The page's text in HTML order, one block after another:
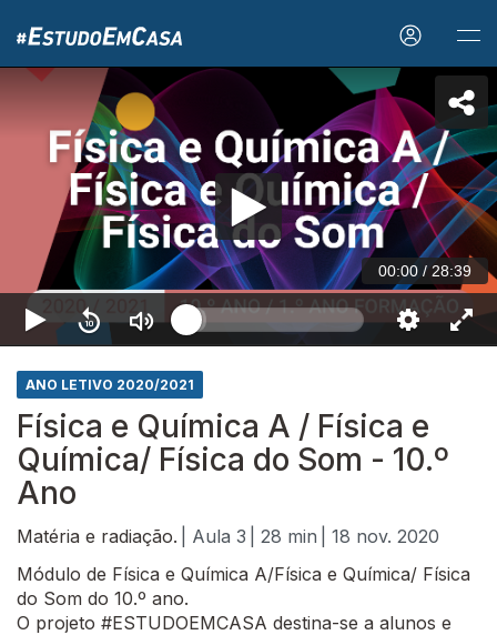
00:00 / 28:39
ANO LETIVO 2020/2021
Física e Química A / Física e
Química/ Física do Som - 10.º
Ano
Matéria e radiação. | Aula 3 | 28 min
| 18 nov. 2020
Módulo de Física e Química A/Física e Química/ Física
do Som do 10.º ano.
O projeto #ESTUDOEMCASA destina-se a alunos e